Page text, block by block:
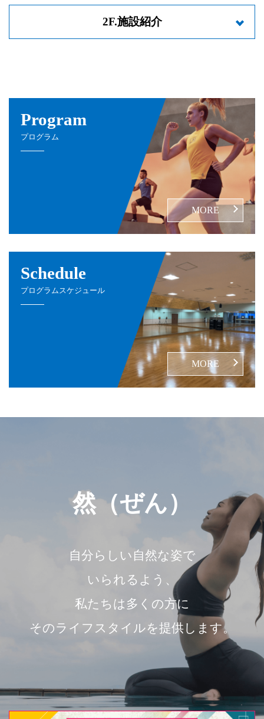
2F.施設紹介
Program
プログラム
MORE
Schedule
プログラムスケジュール
MORE
然（ぜん）
自分らしい自然な姿で
いられるよう、
私たちは多くの方に
そのライフスタイルを提供します。